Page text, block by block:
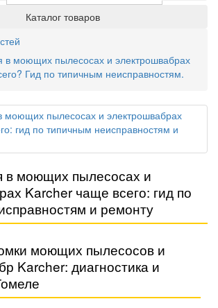
Каталог товаров
в моющих пылесосах и электрошвабрах
Гид по типичным неисправностям.
в моющих пылесосах и
Karcher чаще всего: гид по
и ремонту
моющих пылесосов и
Karcher: диагностика и